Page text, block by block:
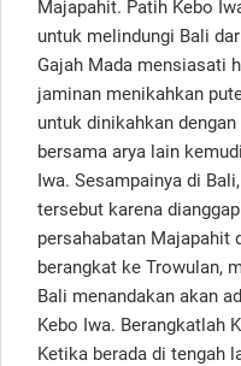
Majapahit. Patih Kebo
untuk melindungi Bali
Gajah Mada mensiasati
jaminan menikahkan
untuk dinikahkan
bersama arya lain
Iwa. Sesampainya di
tersebut karena
persahabatan Majapahit
berangkat ke Trowulan,
Bali menandakan akan
Kebo Iwa. Berangkatlah
Ketika berada di tengah